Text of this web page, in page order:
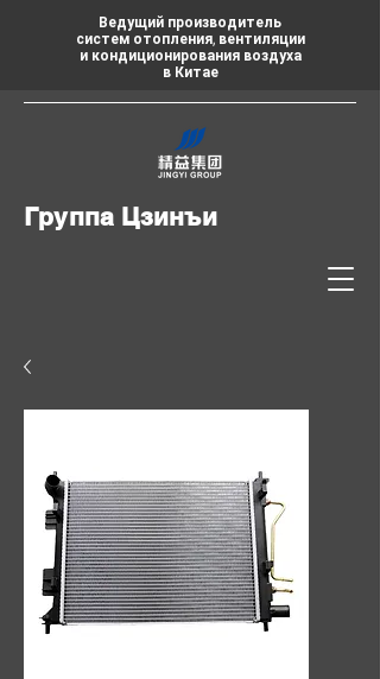
Ведущий производитель
систем отопления, вентиляции
и кондиционирования воздуха
в Китае
Группа Цзинъи